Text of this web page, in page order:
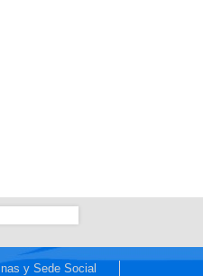
y Sede Social